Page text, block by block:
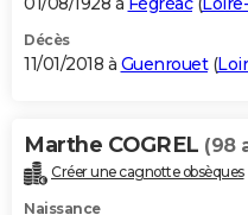
Décès
11/01/2018 à Guenrouet(
Marthe COGREL (98
Créer une cagnotte obsèques
Naissance